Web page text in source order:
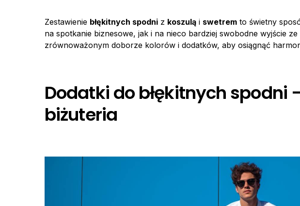
Zestawienie błękitnych spodni z koszulą i swetrem to świetny
na spotkanie biznesowe, jak i na nieco bardziej swobodne wyjście ze
zrównoważonym doborze kolorów i dodatków, aby osiągnąć
Dodatki do błękitnych spodni
biżuteria